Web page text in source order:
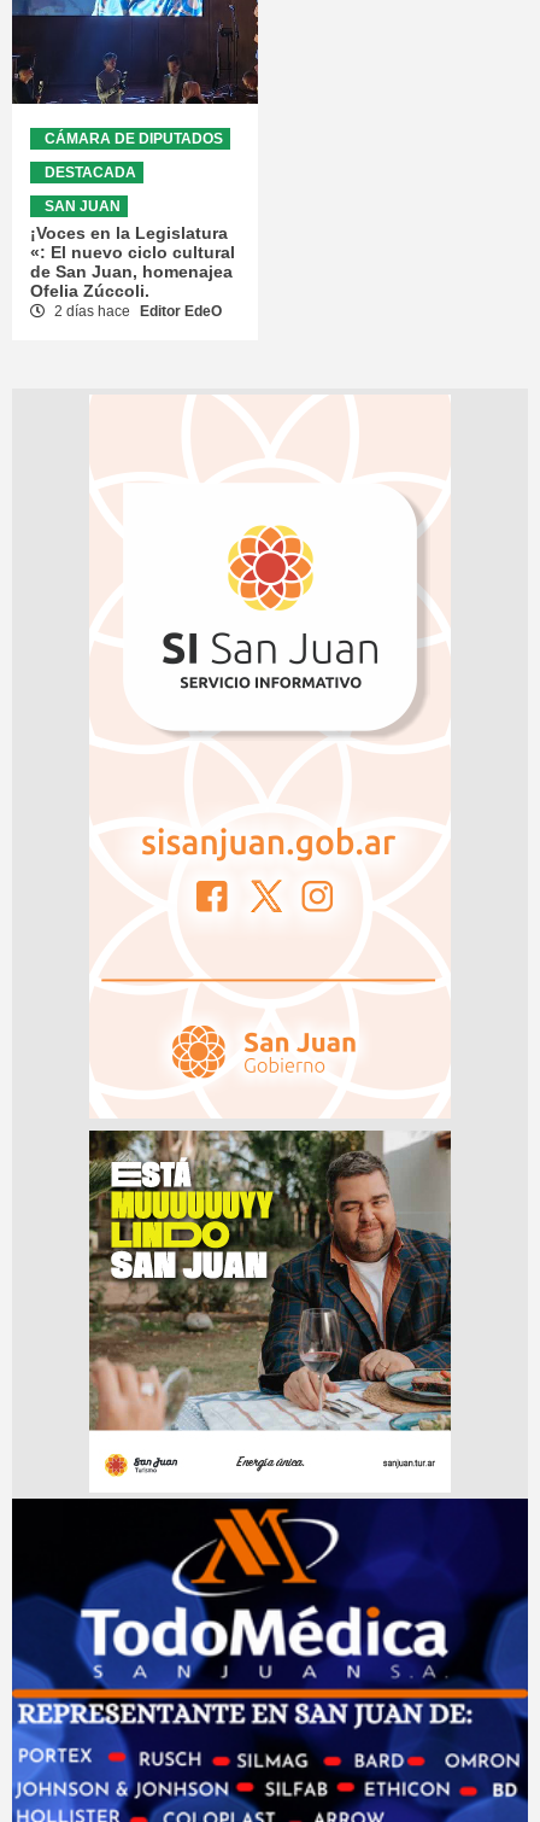
CÁMARA DE DIPUTADOS
DESTACADA
SAN JUAN
¡Voces en la Legislatura
«: El nuevo ciclo cultural
de San Juan, homenajea
Ofelia Zúccoli.
2 días hace Editor EdeO